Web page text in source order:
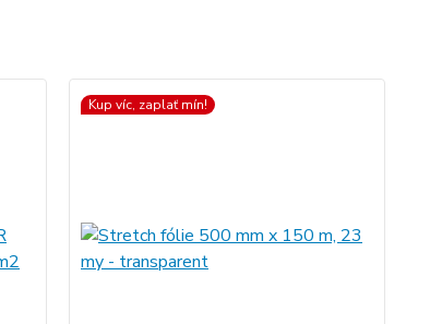
Kup víc, zaplať mín!